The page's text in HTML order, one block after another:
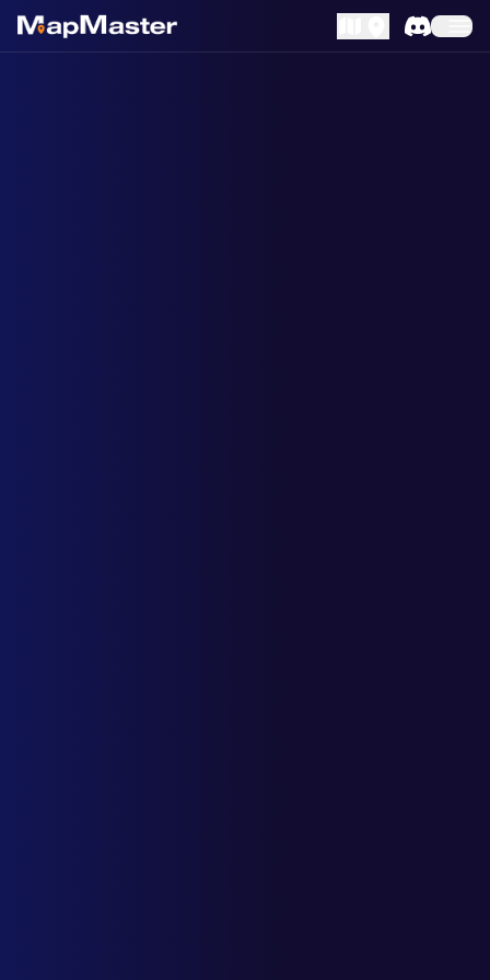
MapLibre